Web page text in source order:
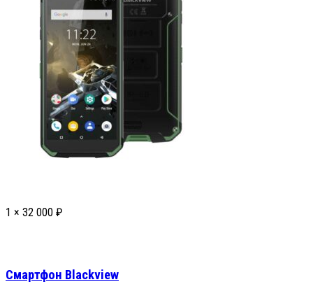
1 × 32 000 ₽
Смартфон Blackview